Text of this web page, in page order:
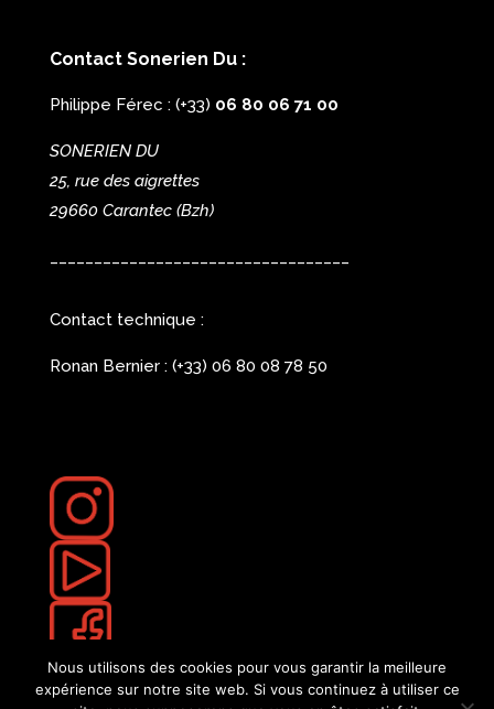
Contact Sonerien Du :
Philippe Férec : (+33) 06 80 06 71 00
SONERIEN DU
25, rue des aigrettes
29660 Carantec (Bzh)
Contact technique :
Ronan Bernier : (+33) 06 80 08 78 50
Nous utilisons des cookies pour vous garantir la meilleure
expérience sur notre site web. Si vous continuez à utiliser ce